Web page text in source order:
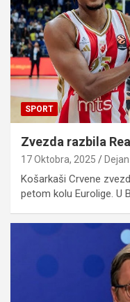
SPORT
Zvezda razbila
17 Oktobra, 2025 Dejan
Košarkaši Crvene
petom kolu Eurolige. U